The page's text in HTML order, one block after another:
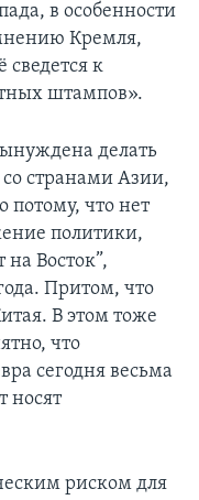
в особенности
Кремля,
к
штампов».
делать
странами Азии,
потому, что нет
политики,
Восток”,
Притом, что
В этом тоже
что
сегодня весьма
носят
риском для